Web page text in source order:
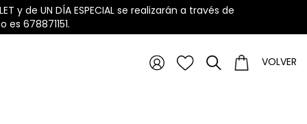
y de UN DÍA ESPECIAL se realizarán a través de
es 678871151.
VOLVER